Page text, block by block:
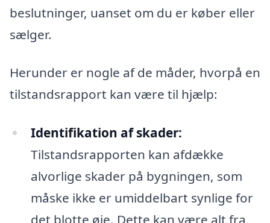
beslutninger, uanset om du er køber eller
sælger.
Herunder er nogle af de måder, hvorpå en
tilstandsrapport kan være til hjælp:
Identifikation af skader:
Tilstandsrapporten kan afdække
alvorlige skader på bygningen, som
måske ikke er umiddelbart synlige for
det blotte øje. Dette kan være alt fra